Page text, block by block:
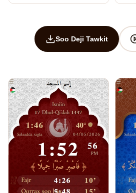
Soo Deji Tawkit